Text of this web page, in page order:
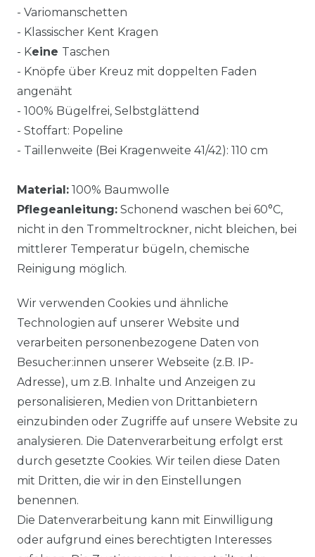
- Variomanschetten
- Klassischer Kent Kragen
- Keine Taschen
- Knöpfe über Kreuz mit doppelten Faden
angenäht
- 100% Bügelfrei, Selbstglättend
- Stoffart: Popeline
- Taillenweite (Bei Kragenweite 41/42): 110 cm
Material: 100% Baumwolle
Pflegeanleitung: Schonend waschen bei 60°C,
nicht in den Trommeltrockner, nicht bleichen, bei
mittlerer Temperatur bügeln, chemische
Reinigung möglich.
Ähnlicher Artikel
Artikelpaket :
UVP 49,99 €
ab 47,99 € *
Wir verwenden Cookies und ähnliche
Technologien auf unserer Website und
verarbeiten personenbezogene Daten von
Besucher:innen unserer Webseite (z.B. IP-
Adresse), um z.B. Inhalte und Anzeigen zu
personalisieren, Medien von Drittanbietern
einzubinden oder Zugriffe auf unsere Website zu
analysieren. Die Datenverarbeitung erfolgt erst
durch gesetzte Cookies. Wir teilen diese Daten
mit Dritten, die wir in den Einstellungen
benennen.
Die Datenverarbeitung kann mit Einwilligung
oder aufgrund eines berechtigten Interesses